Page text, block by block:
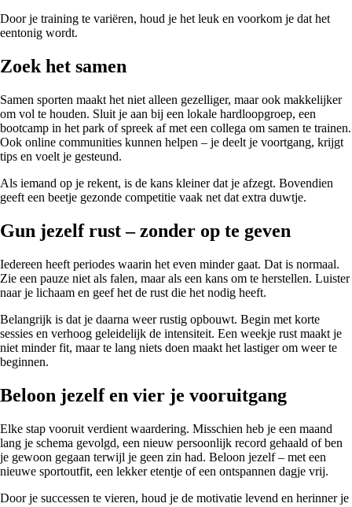
Door je training te variëren, houd je het leuk en voorkom je dat het
eentonig wordt.
Zoek het samen
Samen sporten maakt het niet alleen gezelliger, maar ook makkelijker
om vol te houden. Sluit je aan bij een lokale hardloopgroep, een
bootcamp in het park of spreek af met een collega om samen te trainen.
Ook online communities kunnen helpen – je deelt je voortgang, krijgt
tips en voelt je gesteund.
Als iemand op je rekent, is de kans kleiner dat je afzegt. Bovendien
geeft een beetje gezonde competitie vaak net dat extra duwtje.
Gun jezelf rust – zonder op te geven
Iedereen heeft periodes waarin het even minder gaat. Dat is normaal.
Zie een pauze niet als falen, maar als een kans om te herstellen. Luister
naar je lichaam en geef het de rust die het nodig heeft.
Belangrijk is dat je daarna weer rustig opbouwt. Begin met korte
sessies en verhoog geleidelijk de intensiteit. Een weekje rust maakt je
niet minder fit, maar te lang niets doen maakt het lastiger om weer te
beginnen.
Beloon jezelf en vier je vooruitgang
Elke stap vooruit verdient waardering. Misschien heb je een maand
lang je schema gevolgd, een nieuw persoonlijk record gehaald of ben
je gewoon gegaan terwijl je geen zin had. Beloon jezelf – met een
nieuwe sportoutfit, een lekker etentje of een ontspannen dagje vrij.
Door je successen te vieren, houd je de motivatie levend en herinner je